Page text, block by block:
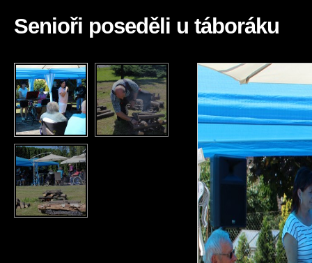
Senioři poseděli u táboráku